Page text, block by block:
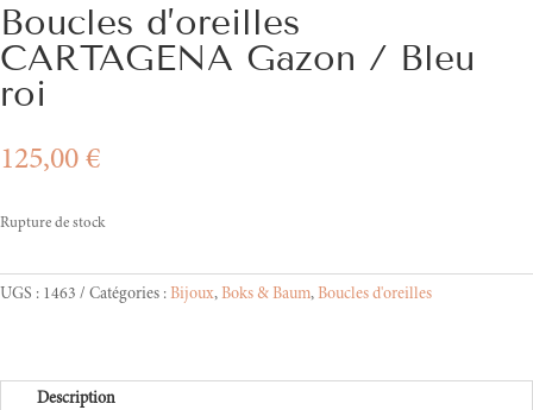
Boucles d’oreilles
CARTAGENA Gazon / Bleu
roi
125,00 €
Rupture de stock
UGS : 1463 Catégories : Bijoux, Boks & Baum, Boucles d'oreilles
Description